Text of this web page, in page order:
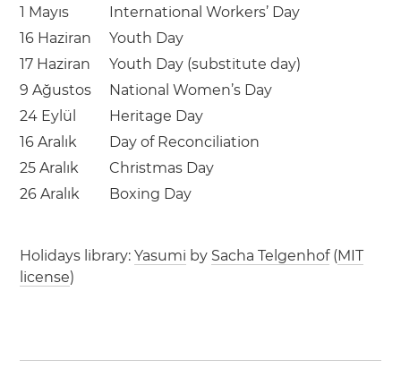
1 Mayıs
International Workers’ Day
16 Haziran
Youth Day
17 Haziran
Youth Day (substitute day)
9 Ağustos
National Women’s Day
24 Eylül
Heritage Day
16 Aralık
Day of Reconciliation
25 Aralık
Christmas Day
26 Aralık
Boxing Day
Holidays library:Yasumi by Sacha Telgenhof(MIT
license)